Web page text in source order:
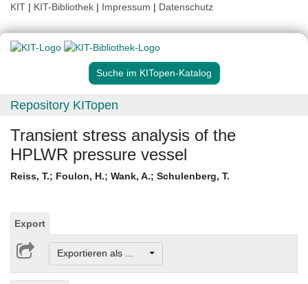
KIT | KIT-Bibliothek | Impressum | Datenschutz
Suche im KITopen-Katalog
Repository KITopen
Transient stress analysis of the
HPLWR pressure vessel
Reiss, T.; Foulon, H.; Wank, A.; Schulenberg, T.
Export
Exportieren als ...